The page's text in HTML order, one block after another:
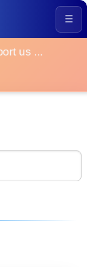
☰
us ...